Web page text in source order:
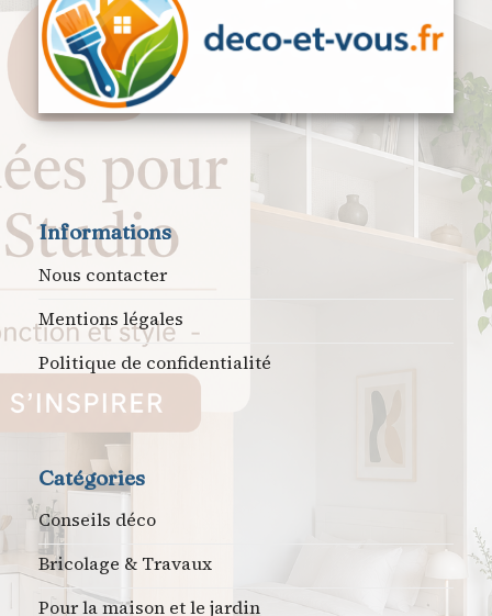
Informations
Nous contacter
Mentions légales
Politique de confidentialité
Catégories
Conseils déco
Bricolage & Travaux
Pour la maison et le jardin